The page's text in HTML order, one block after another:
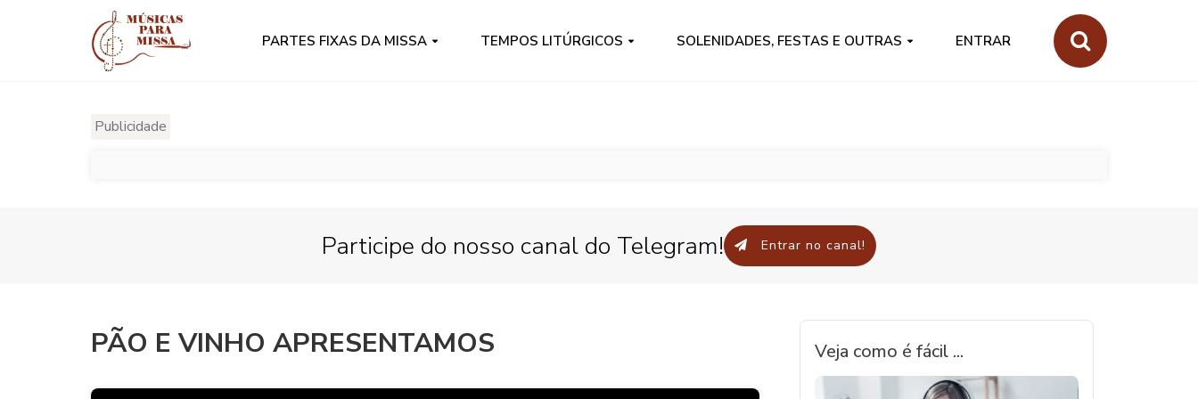
PARTES FIXAS DA MISSA TEMPOS LITÚRGICOS SOLENIDADES, FESTAS E OUTRAS ENTRAR
Publicidade
Participe do nosso canal do Telegram! Entrar no canal!
PÃO E VINHO APRESENTAMOS Veja como é fácil ...